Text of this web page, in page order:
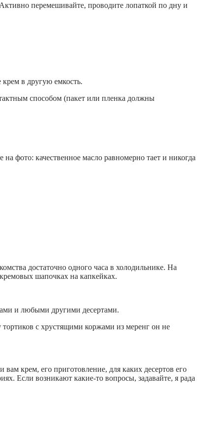
перемешивайте, проводите лопаткой по дну и
в другую емкость.
способом (пакет или пленка должны
фото: качественное масло равномерно тает и никогда
достаточно одного часа в холодильнике. На
шапочках на капкейках.
и любыми другими десертами.
с хрустящими коржами из меренг он не
крем, его приготовление, для каких десертов его
Если возникают какие-то вопросы, задавайте, я рада